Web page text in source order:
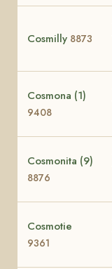
Cosmilly 8873
Cosmona (1)
9408
Cosmonita (9)
8876
Cosmotie
9361